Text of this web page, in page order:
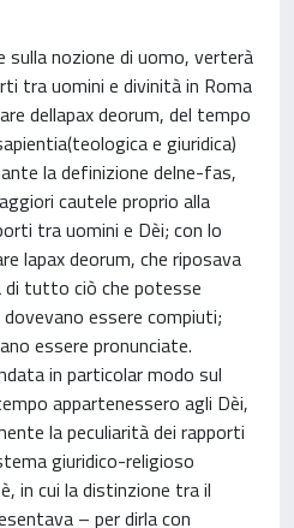
nozione di uomo, verterà
tra uomini e divinità in Roma
dellapax deorum, del tempo
e giuridica)
la definizione delne-fas,
cautele proprio alla
tra uomini e Dèi; con lo
lapax deorum, che riposava
tutto ciò che potesse
essere compiuti;
essere pronunciate.
in particolar modo sul
appartenessero agli Dèi,
la peculiarità dei rapporti
giuridico-religioso
in cui la distinzione tra il
– per dirla con